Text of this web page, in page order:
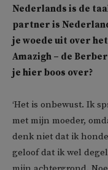
Nederlands is de
partner is
je woede uit over
Amazigh – de
je hier boos over?
‘Het is onbewust. Ik
met mijn moeder,
denk niet dat ik
geloof dat ik wel